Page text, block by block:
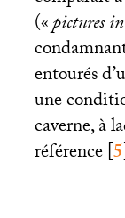
(«pictures
entourés
une
caverne, à
référence[5